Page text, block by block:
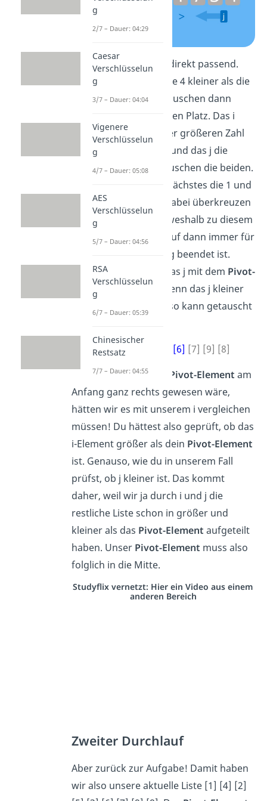
In unserem Fall ist es direkt passend.
Die 8 ist größer und die 4 kleiner als die
6. In dieser Variante tauschen dann
diese Zahlen direkt ihren Platz. Das i
sucht weiter nach einer größeren Zahl
und findet dann die 9 und das j die
kleinere Zahl 3. Wir tauschen die beiden.
Dann findet das j als Nächstes die 1 und
das i als Nächstes 7. Dabei überkreuzen
sich die beiden aber, weshalb zu diesem
Zeitpunkt der Durchlauf dann immer für
den aktuellen Vorgang beendet ist.
Dann wird nur noch das j mit dem Pivot-
Elementgetauscht, wenn das j kleiner
ist. Die 1 ist kleiner, also kann getauscht
[1] [4] [2] [5] [3]
[6] [7] [9] [8]
Wichtig!Wenn unser Pivot-Element am
Anfang ganz rechts gewesen wäre,
hätten wir es mit unserem i vergleichen
müssen! Du hättest also geprüft, ob das
i-Element größer als dein Pivot-Element
ist. Genauso, wie du in unserem Fall
prüfst, ob j kleiner ist. Das kommt
daher, weil wir ja durch i und j die
restliche Liste schon in größer und
kleiner als das Pivot-Element aufgeteilt
haben. Unser Pivot-Element muss also
folglich in die Mitte.
Studyflix vernetzt: Hier ein Video aus einem
anderen Bereich
Zweiter Durchlauf
Aber zurück zur Aufgabe! Damit haben
wir also unsere aktuelle Liste [1] [4] [2]
g
2/7 – Dauer: 04:29
Caesar
Verschlüsselun
g
3/7 – Dauer: 04:04
Vigenere
Verschlüsselun
g
4/7 – Dauer: 05:08
AES
Verschlüsselun
g
5/7 – Dauer: 04:56
RSA
Verschlüsselun
g
6/7 – Dauer: 05:39
Chinesischer
Restsatz
7/7 – Dauer: 04:55